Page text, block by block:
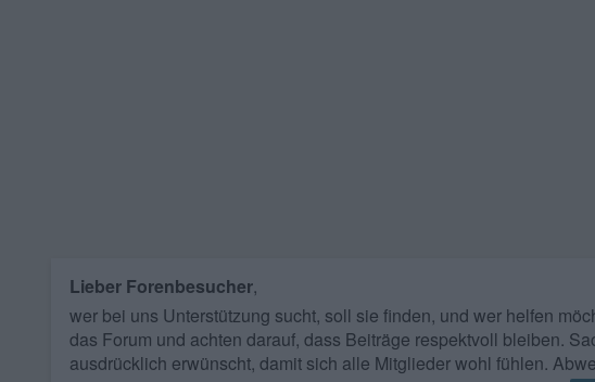
Lieber Forenbesucher,
wer bei uns Unterstützung sucht, soll sie finden, und wer helfen
das Forum und achten darauf, dass Beiträge respektvoll bleiben.
ausdrücklich erwünscht, damit sich alle Mitglieder wohl fühlen.